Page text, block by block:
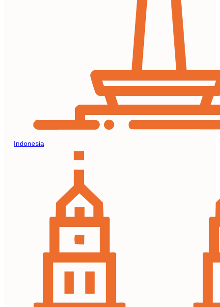
Indonesia